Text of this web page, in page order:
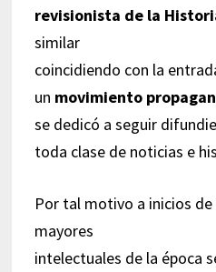
revisionista de la
similar
coincidiendo con la
un movimiento
se dedicó a seguir
toda clase de noticias e
Por tal motivo a inicios de
mayores
intelectuales de la época